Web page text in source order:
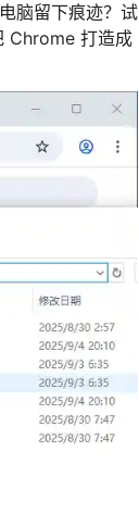
脑留下痕迹？试
Chrome 打造成